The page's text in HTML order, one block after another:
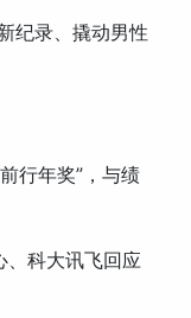
纪录、撬动男性
行年奖”，与绩
、科大讯飞回应